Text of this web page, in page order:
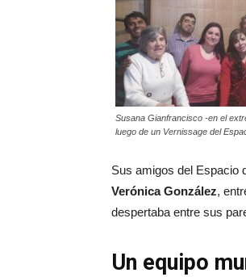
Susana Gianfrancisco -en el
luego de un Vernissage del
Sus amigos del Espacio
Verónica González,
despertaba entre sus
Un equipo